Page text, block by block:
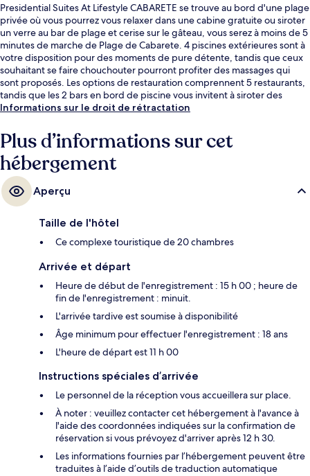
Presidential Suites At Lifestyle CABARETE se trouve au bord d'une plage
privée où vous pourrez vous relaxer dans une cabine gratuite ou siroter
un verre au bar de plage et cerise sur le gâteau, vous serez à moins de 5
minutes de marche de Plage de Cabarete. 4 piscines extérieures sont à
votre disposition pour des moments de pure détente, tandis que ceux
souhaitant se faire chouchouter pourront profiter des massages qui
sont proposés. Les options de restauration comprennent 5 restaurants,
tandis que les 2 bars en bord de piscine vous invitent à siroter des
boissons rafraîchissantes. Vous profiterez ici de 4 bars/lounges, d'un
chambre, tels qu'un réfrigérateur et un micro-ondes.
Informations sur le droit de rétractation
Plus d’informations sur cet
hébergement
Aperçu
Taille de l'hôtel
Ce complexe touristique de 20 chambres
Arrivée et départ
Heure de début de l'enregistrement : 15 h 00 ; heure de
fin de l'enregistrement : minuit.
L'arrivée tardive est soumise à disponibilité
Âge minimum pour effectuer l'enregistrement : 18 ans
L'heure de départ est 11 h 00
Instructions spéciales d’arrivée
Le personnel de la réception vous accueillera sur place.
À noter : veuillez contacter cet hébergement à l'avance à
l'aide des coordonnées indiquées sur la confirmation de
réservation si vous prévoyez d'arriver après 12 h 30.
Les informations fournies par l’hébergement peuvent être
traduites à l’aide d’outils de traduction automatique